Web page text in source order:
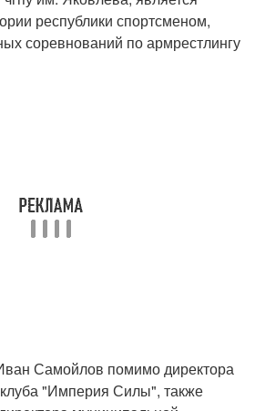
республики спортсменом,
соревнований по армрестлингу
Самойлов помимо директора
"Империя Силы", также